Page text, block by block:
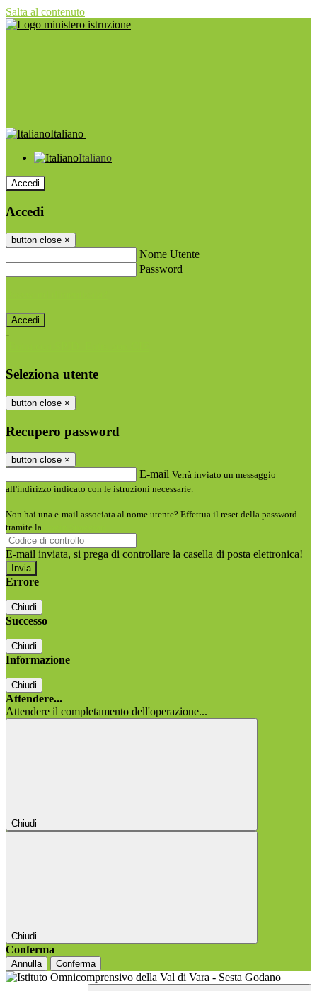
Salta al contenuto
Italiano
Italiano
Accedi
Accedi
button close ×
Nome Utente
Password
-
Seleziona utente
button close ×
Recupero password
button close ×
E-mail Verrà inviato un messaggio
all'indirizzo indicato con le istruzioni necessarie.
Non hai una e-mail associata al nome utente? Effettua il reset della password
tramite la
E-mail inviata, si prega di controllare la casella di posta elettronica!
Errore
Chiudi
Successo
Chiudi
Informazione
Chiudi
Attendere...
Attendere il completamento dell'operazione...
Chiudi
Chiudi
Conferma
Annulla Conferma